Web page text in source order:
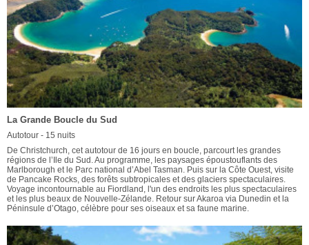
La Grande Boucle du Sud
Autotour - 15 nuits
De Christchurch, cet autotour de 16 jours en boucle, parcourt les grandes
régions de l’Ile du Sud. Au programme, les paysages époustouflants des
Marlborough et le Parc national d’Abel Tasman. Puis sur la Côte Ouest, visite
de Pancake Rocks, des forêts subtropicales et des glaciers spectaculaires.
Voyage incontournable au Fiordland, l'un des endroits les plus spectaculaires
et les plus beaux de Nouvelle-Zélande. Retour sur Akaroa via Dunedin et la
Péninsule d’Otago, célèbre pour ses oiseaux et sa faune marine.